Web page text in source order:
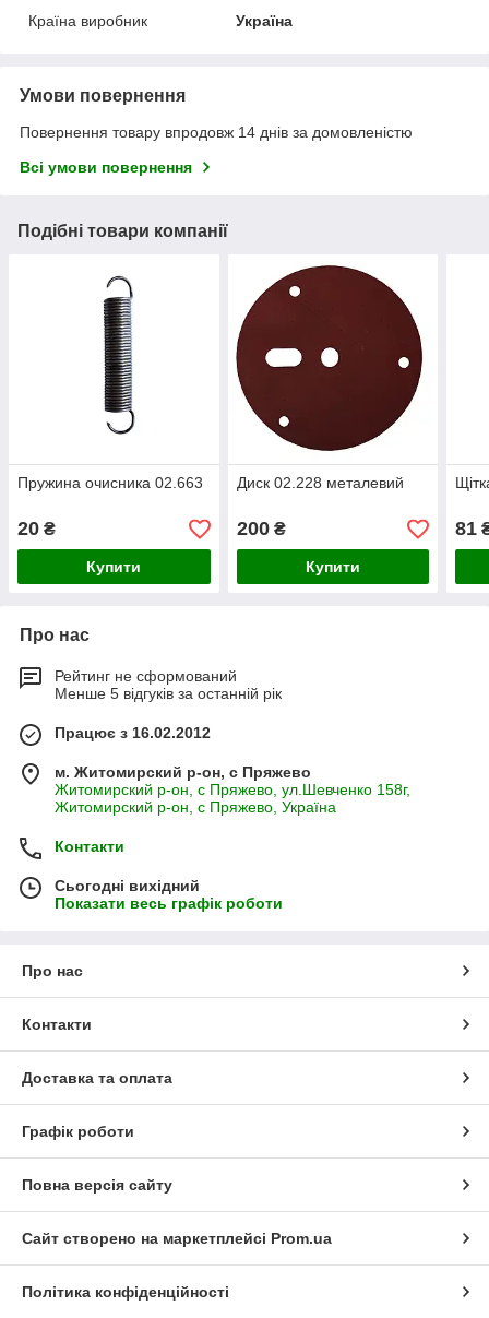
Країна виробник
Україна
Умови повернення
Повернення товару впродовж 14 днів за домовленістю
Всі умови повернення
Подібні товари компанії
Пружина очисника 02.663
20 ₴
Купити
Диск 02.228 металевий
200₴
Купити
81
Про нас
Рейтинг не сформований
Менше 5 відгуків за останній рік
Працює з 16.02.2012
м. Житомирский р-он, с Пряжево
Житомирский р-он, с Пряжево, ул.Шевченко 158г,
Житомирский р-он, с Пряжево, Україна
Контакти
Сьогодні вихідний
Показати весь графік роботи
Про нас
Контакти
Доставка та оплата
Графік роботи
Повна версія сайту
Сайт створено на маркетплейсі Prom.ua
Політика конфіденційності